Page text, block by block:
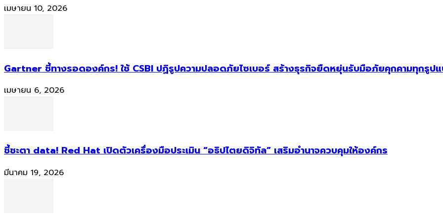
เมษายน 10, 2026
Gartner ชี้ทางรอดองค์กร! ใช้ CSBI ปฏิรูปความปลอดภัยไซเบอร์ สร้างธุรกิจยืดหยุ่นรับมือภัยคุกคามทุกรูป
เมษายน 6, 2026
ชี้ชะตา data! Red Hat เปิดตัวเครื่องมือประเมิน “อธิปไตยดิจิทัล” เสริมอำนาจควบคุมให้องค์กร
มีนาคม 19, 2026